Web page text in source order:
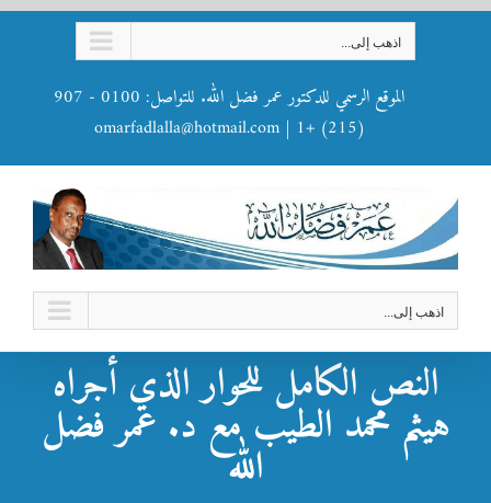
اذهب إلى...
الموقع الرسمي للدكتور عمر فضل الله. للتواصل: 0100 - 907
(215) +1
|
omarfadlalla@hotmail.com
اذهب إلى...
النص الكامل للحوار الذي أجراه
هيثم محمد الطيب مع د. عمر فضل
الله